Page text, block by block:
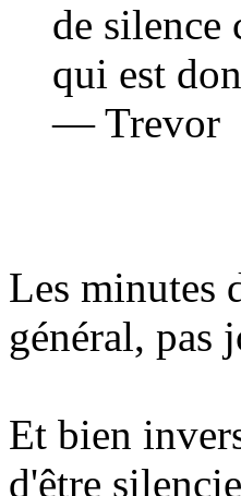
de silence
qui est
— Trevor
Les minutes
général, pas
Et bien
d'être